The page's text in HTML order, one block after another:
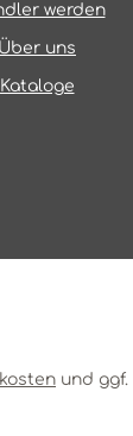
werden
Über uns
Kataloge
und